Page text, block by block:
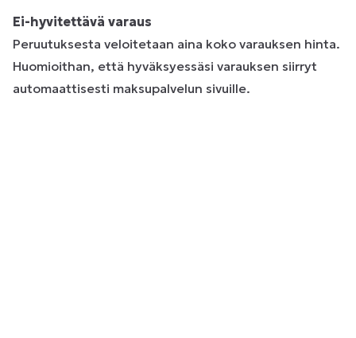
Ei-hyvitettävä varaus
Peruutuksesta veloitetaan aina koko varauksen hinta.
Huomioithan, että hyväksyessäsi varauksen siirryt
automaattisesti maksupalvelun sivuille.